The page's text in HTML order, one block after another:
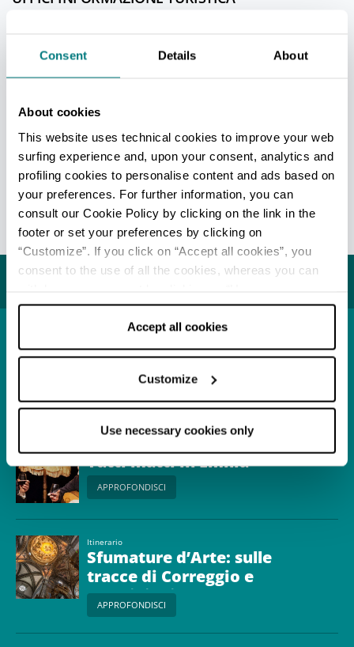
Consent Details About
About cookies
This website uses technical cookies to improve your web
surfing experience and, upon your consent, analytics and
profiling cookies to personalise content and ads based on
your preferences. For further information, you can
consult our Cookie Policy by clicking on the link in the
footer or set your preferences by clicking on
“Customize”. If you click on “Accept all cookies”, you
consent to the use of all the cookies, whereas you can
cookies only” and only the technical cookies for the
correct functioning of the website will be used.
Accept all cookies
Customize
Use necessary cookies only
Info
Tutti gli uffici di informazione turistica della provincia
REDAZIONE
Redazione Parma e provincia
Ultimo aggiornamento 12/10/2022
Potrebbe interessarti...
Località
Tutti matti in Emilia
APPROFONDISCI
Itinerario
Sfumature d’Arte: sulle
tracce di Correggio e
Parmigianino nella
Parma Ducale
APPROFONDISCI